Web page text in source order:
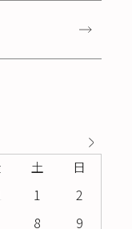
土
日
1
2
8
9